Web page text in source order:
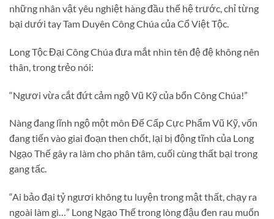
những nhân vật yêu nghiệt hàng đầu thế hệ trước, chỉ từng
bại dưới tay Tam Duyên Công Chúa của Cổ Việt Tộc.
Long Tộc Đại Công Chúa đưa mắt nhìn tên đệ đệ không nên
thân, trong trẻo nói:
“Ngươi vừa cắt đứt cảm ngộ Vũ Kỹ của bổn Công Chúa!”
Nàng đang lĩnh ngộ một môn Đế Cấp Cực Phẩm Vũ Kỹ, vốn
đang tiến vào giai đoạn then chốt, lại bị động tĩnh của Long
Ngạo Thế gây ra làm cho phân tâm, cuối cùng thất bại trong
gang tấc.
“Ai bảo đại tỷ ngươi không tu luyện trong mật thất, chạy ra
ngoài làm gì…” Long Ngạo Thế trong lòng đậu đen rau muốn